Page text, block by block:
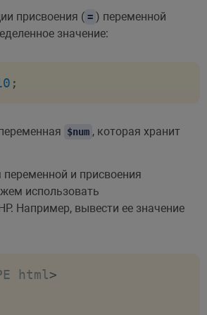
присвоения ( = ) переменной
значение:
;
$num , которая хранит
и присвоения
использовать
Например, вывести ее значение
html>